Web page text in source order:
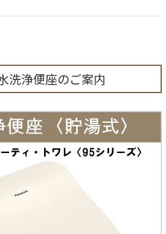
洗浄便座のご案内